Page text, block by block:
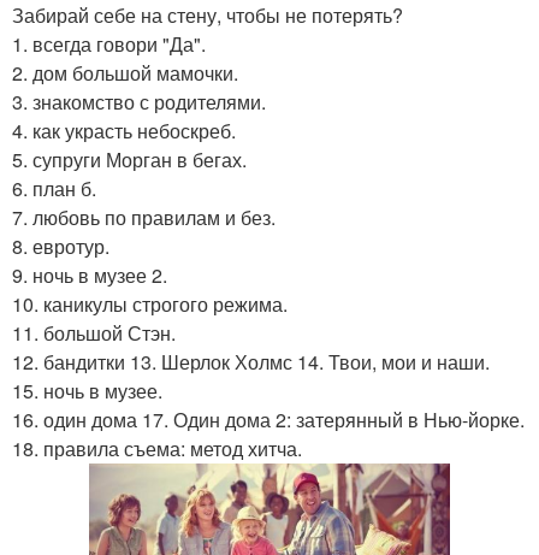
Забирай себе на стену, чтобы не потерять?
1. всегда говори "Да".
2. дом большой мамочки.
3. знакомство с родителями.
4. как украсть небоскреб.
5. супруги Морган в бегах.
6. план б.
7. любовь по правилам и без.
8. евротур.
9. ночь в музее 2.
10. каникулы строгого режима.
11. большой Стэн.
12. бандитки 13. Шерлок Холмс 14. Твои, мои и наши.
15. ночь в музее.
16. один дома 17. Один дома 2: затерянный в Нью-йорке.
18. правила съема: метод хитча.